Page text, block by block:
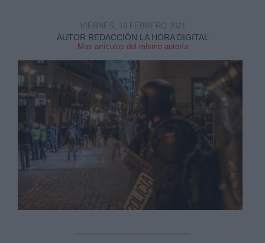
AUTOR REDACCIÓN LA HORA DIGITAL
Mas artículos del mismo autor/a
VIERNES, 19 FEBRERO 2021